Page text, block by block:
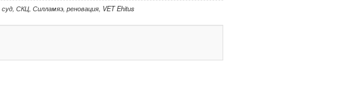
суд, СКЦ, Силламяэ, реновация, VET Ehitus